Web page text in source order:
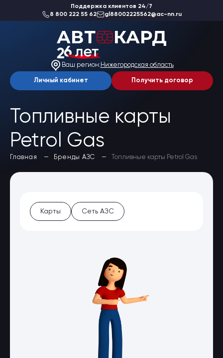
Поддержка клиентов 24/7
8 800 222 55 62
gl88002225562@ac-nn.ru
Ваш регион: Нижегородская область
Да, верно
Личный кабинет Получить договор
Топливные карты
Petrol Gas
Главная Бренды АЗС Топливные карты Petrol Gas
Карты Сеть АЗС
О компании
Акции
Вакансии
Благотворительность
Статьи
Сеть АЗС
Топливные карты
Заказать карты
Получить выгоду
Регионы
Бренды АЗС
Шиномонтаж
Ремонт и ТО
Страхование физических лиц
Страхование юридических лиц
Страховые компании
Электронные перевозочные